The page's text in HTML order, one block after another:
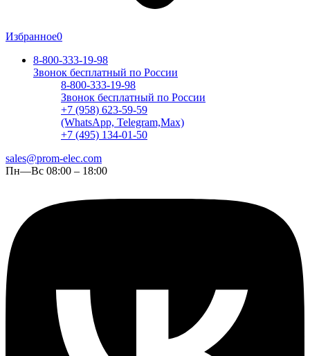
Избранное0
8-800-333-19-98
Звонок бесплатный по России
8-800-333-19-98
Звонок бесплатный по России
+7 (958) 623-59-59
(WhatsApp, Telegram,Max)
+7 (495) 134-01-50
sales@prom-elec.com
Пн—Вс 08:00 – 18:00